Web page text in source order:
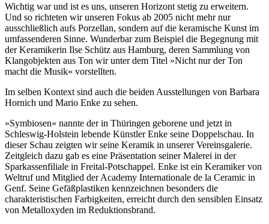
Wichtig war und ist es uns, unseren Horizont stetig zu erweitern.
Und so richteten wir unseren Fokus ab 2005 nicht mehr nur
ausschließlich aufs Porzellan, sondern auf die keramische Kunst im
umfassenderen Sinne. Wunderbar zum Beispiel die Begegnung mit
der Keramikerin Ilse Schütz aus Hamburg, deren Sammlung von
Klangobjekten aus Ton wir unter dem Titel »Nicht nur der Ton
macht die Musik« vorstellten.
Im selben Kontext sind auch die beiden Ausstellungen von Barbara
Hornich und Mario Enke zu sehen.
»Symbiosen« nannte der in Thüringen geborene und jetzt in
Schleswig-Holstein lebende Künstler Enke seine Doppelschau. In
dieser Schau zeigten wir seine Keramik in unserer Vereinsgalerie.
Zeitgleich dazu gab es eine Präsentation seiner Malerei in der
Sparkassenfiliale in Freital-Potschappel. Enke ist ein Keramiker von
Weltruf und Mitglied der Academy Internationale de la Ceramic in
Genf. Seine Gefäßplastiken kennzeichnen besonders die
charakteristischen Farbigkeiten, erreicht durch den sensiblen Einsatz
von Metalloxyden im Reduktionsbrand.